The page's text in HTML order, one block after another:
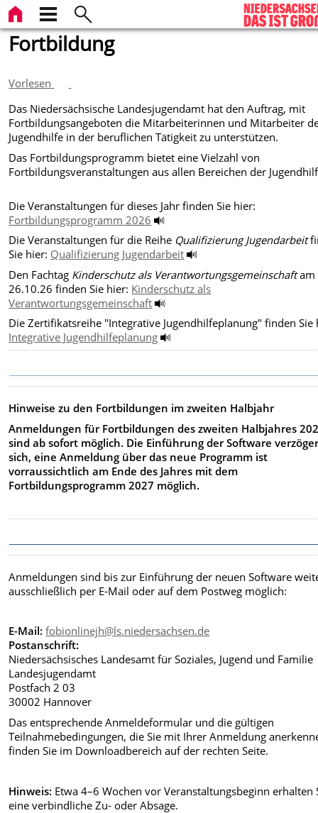
Fortbildung
Vorlesen
Das Niedersächsische Landesjugendamt hat den Auftrag, mit
Fortbildungsangeboten die Mitarbeiterinnen und Mitarbeiter
Jugendhilfe in der beruflichen Tätigkeit zu unterstützen.
Das Fortbildungsprogramm bietet eine Vielzahl von
Fortbildungsveranstaltungen aus allen Bereichen der
Die Veranstaltungen für dieses Jahr finden Sie hier:
Fortbildungsprogramm 2026
Die Veranstaltungen für die Reihe Qualifizierung Jugendarbeit
Sie hier: Qualifizierung Jugendarbeit
Den Fachtag Kinderschutz als Verantwortungsgemeinschaftam
26.10.26 finden Sie hier: Kinderschutz als
Verantwortungsgemeinschaft
Die Zertifikatsreihe "Integrative Jugendhilfeplanung" finden Sie
Integrative Jugendhilfeplanung
Hinweise zu den Fortbildungen im zweiten Halbjahr
Anmeldungen für Fortbildungen des zweiten Halbjahres
sind ab sofort möglich. Die Einführung der Software
sich, eine Anmeldung über das neue Programm ist
vorraussichtlich am Ende des Jahres mit dem
Fortbildungsprogramm 2027 möglich.
Anmeldungen sind bis zur Einführung der neuen Software
ausschließlich per E-Mail oder auf dem Postweg möglich:
E-Mail: fobionlinejh@ls.niedersachsen.de
Postanschrift:
Niedersächsisches Landesamt für Soziales, Jugend und Familie
Landesjugendamt
Postfach 2 03
30002 Hannover
Das entsprechende Anmeldeformular und die gültigen
Teilnahmebedingungen, die Sie mit Ihrer Anmeldung
finden Sie im Downloadbereich auf der rechten Seite.
Hinweis: Etwa 4–6 Wochen vor Veranstaltungsbeginn erhalten
eine verbindliche Zu- oder Absage.